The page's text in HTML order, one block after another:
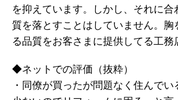
を抑えています。しかし、それに合
質を落とすことはしていません。胸
る品質をお客さまに提供してる工務
◆ネットでの評価（抜粋）
・同僚が買ったが問題なく住んで